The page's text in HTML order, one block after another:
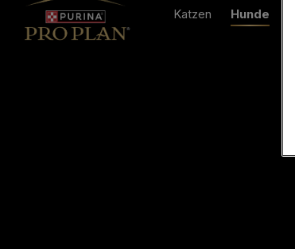
Katzen Hunde